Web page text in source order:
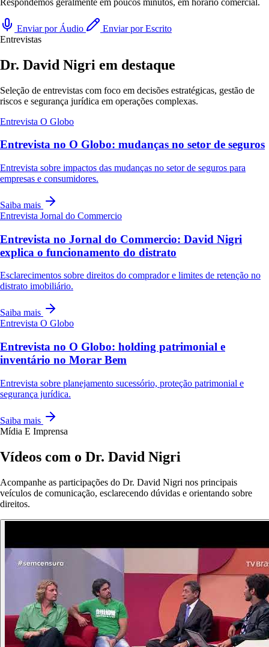
Enviar por Áudio
Enviar por Escrito
Entrevistas
Dr. David Nigri em destaque
Seleção de entrevistas com foco em decisões estratégicas, gestão de
riscos e segurança jurídica em operações complexas.
Entrevista O Globo
Entrevista no O Globo: mudanças no setor de seguros
Entrevista sobre impactos das mudanças no setor de seguros para
empresas e consumidores.
Saiba mais
Entrevista Jornal do Commercio
Entrevista no Jornal do Commercio: David Nigri
explica o funcionamento do distrato
Esclarecimentos sobre direitos do comprador e limites de retenção no
distrato imobiliário.
Saiba mais
Entrevista O Globo
Entrevista no O Globo: holding patrimonial e
inventário no Morar Bem
Entrevista sobre planejamento sucessório, proteção patrimonial e
segurança jurídica.
Saiba mais
Mídia E Imprensa
Vídeos com o Dr. David Nigri
Acompanhe as participações do Dr. David Nigri nos principais
veículos de comunicação, esclarecendo dúvidas e orientando sobre
direitos.